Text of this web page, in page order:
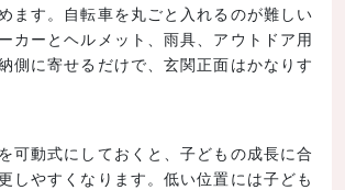
ます。自転車を丸ごと入れるのが難しい
カーとヘルメット、雨具、アウトドア用
側に寄せるだけで、玄関正面はかなりす
可動式にしておくと、子どもの成長に合
しやすくなります。低い位置には子ども